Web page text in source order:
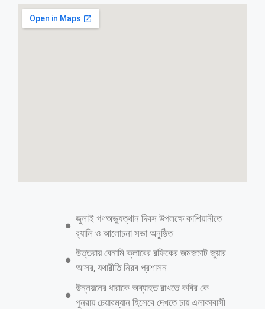
জুলাই গণঅভ্যুত্থান দিবস উপলক্ষে কাশিয়ানীতে
র‍্যালি ও আলোচনা সভা অনুষ্ঠিত
উত্তরায় বেনামি ক্লাবের রফিকের জমজমাট জুয়ার
আসর, যথারীতি নিরব প্রশাসন
উন্নয়নের ধারাকে অব্যাহত রাখতে কবির কে
পুনরায় চেয়ারম্যান হিসেবে দেখতে চায় এলাকাবাসী